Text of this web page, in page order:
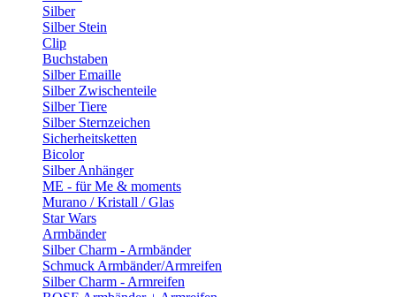
Silber
Silber Stein
Clip
Buchstaben
Silber Emaille
Silber Zwischenteile
Silber Tiere
Silber Sternzeichen
Sicherheitsketten
Bicolor
Silber Anhänger
ME - für Me & moments
Murano / Kristall / Glas
Star Wars
Armbänder
Silber Charm - Armbänder
Schmuck Armbänder/Armreifen
Silber Charm - Armreifen